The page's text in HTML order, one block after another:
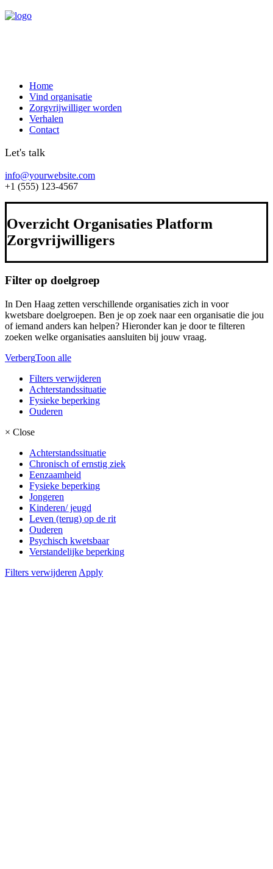
Home
Vind organisatie
Zorgvrijwilliger worden
Verhalen
Contact
Let's talk
info@yourwebsite.com
+1 (555) 123-4567
Overzicht Organisaties Platform
Zorgvrijwilligers
Filter op doelgroep
In Den Haag zetten verschillende organisaties zich in voor
kwetsbare doelgroepen. Ben je op zoek naar een organisatie die jou
of iemand anders kan helpen? Hieronder kan je door te filteren
zoeken welke organisaties aansluiten bij jouw vraag.
VerbergToon alle
Filters verwijderen
Achterstandssituatie
Fysieke beperking
Ouderen
× Close
Achterstandssituatie
Chronisch of ernstig ziek
Eenzaamheid
Fysieke beperking
Jongeren
Kinderen/ jeugd
Leven (terug) op de rit
Ouderen
Psychisch kwetsbaar
Verstandelijke beperking
Filters verwijderen Apply